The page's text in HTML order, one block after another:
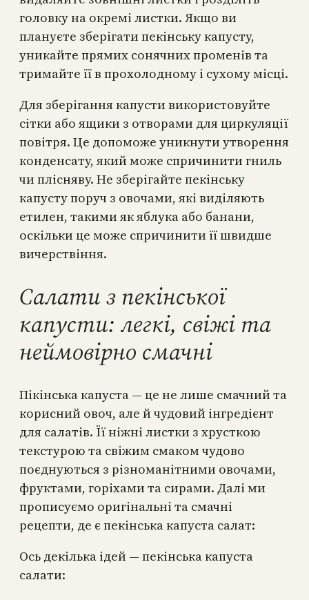
головку на окремі листки. Якщо ви
плануєте зберігати пекінську капусту,
уникайте прямих сонячних променів та
тримайте її в прохолодному і сухому місці.
Для зберігання капусти використовуйте
сітки або ящики з отворами для циркуляції
повітря. Це допоможе уникнути утворення
конденсату, який може спричинити гниль
чи плісняву. Не зберігайте пекінську
капусту поруч з овочами, які виділяють
етилен, такими як яблука або банани,
оскільки це може спричинити її швидше
вичерствіння.
Салати з пекінської
капусти: легкі, свіжі та
неймовірно смачні
Пікiнська капуста — це не лише смачний та
корисний овоч, але й чудовий інгредієнт
для салатів. Її ніжні листки з хрусткою
текстурою та свіжим смаком чудово
поєднуються з різноманітними овочами,
фруктами, горіхами та сирами. Далі ми
прописуємо оригінальні та смачні
рецепти, де є пекінська капуста салат:
Ось декілька ідей — пекінська капуста
салати: